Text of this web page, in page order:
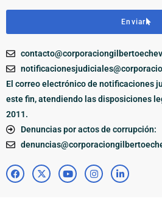
Enviar
El correo electrónico de notificaciones
este fin, atendiendo las disposiciones
2011.
Denuncias por actos de corrupción: